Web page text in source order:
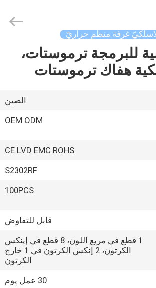
غرفة منظّم حراريّ
للبرمجة ترموستات،
هفاك ترموستات
الصين
OEM ODM
CE LVD EMC ROHS
S2302RF
100PCS
قابل للتفاوض
1 قطع في مربع اللون، 8 قطع في إينكس
الكرتون، 2 إنكس الكرتون في 1 خارج
الكرتون
30 عمل يوم